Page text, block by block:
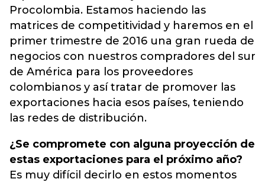
Procolombia. Estamos haciendo las
matrices de competitividad y haremos en el
primer trimestre de 2016 una gran rueda de
negocios con nuestros compradores del sur
de América para los proveedores
colombianos y así tratar de promover las
exportaciones hacia esos países, teniendo
las redes de distribución.
¿Se compromete con alguna proyección de
estas exportaciones para el próximo año?
Es muy difícil decirlo en estos momentos